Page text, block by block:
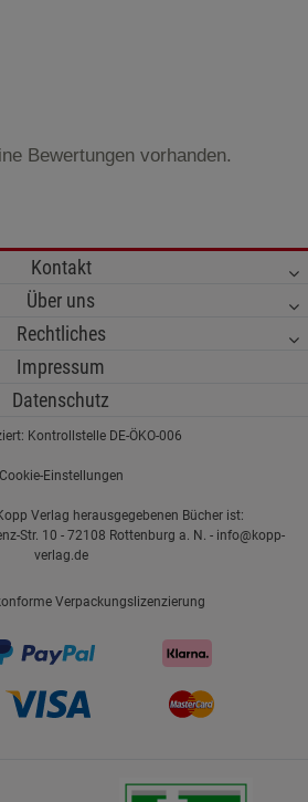
Bewertungen vorhanden.
Kontakt
Über uns
Rechtliches
Impressum
Datenschutz
Kontrollstelle DE-ÖKO-006
Cookie-Einstellungen
Verlag herausgegebenen Bücher ist:
Str. 10 - 72108 Rottenburg a. N. - info@kopp-
verlag.de
Verpackungslizenzierung